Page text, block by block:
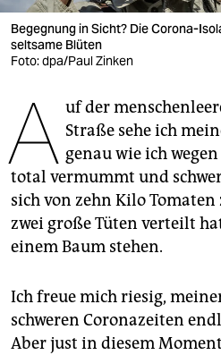
veranstaltungen
shop
unterstützen
abo
genossenschaft
epaper login
Begegnung in Sicht? Die Corona-
seltsame Blüten
Foto: dpa/Paul Zinken
A uf der
Straße sehe ich
genau wie ich
total vermummt und
sich von zehn Kilo
zwei große Tüten verteilt
einem Baum stehen.
Ich freue mich riesig,
schweren Coronazeiten
Aber just in diesem